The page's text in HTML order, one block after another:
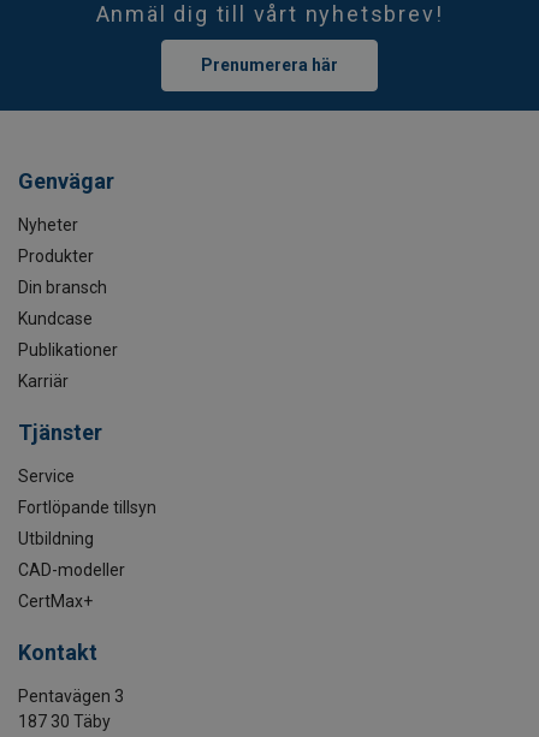
Anmäl dig till vårt nyhetsbrev!
Prenumerera här
Genvägar
Nyheter
Produkter
Din bransch
Kundcase
Publikationer
Karriär
Tjänster
Service
Fortlöpande tillsyn
Utbildning
CAD-modeller
CertMax+
Kontakt
Pentavägen 3
187 30 Täby